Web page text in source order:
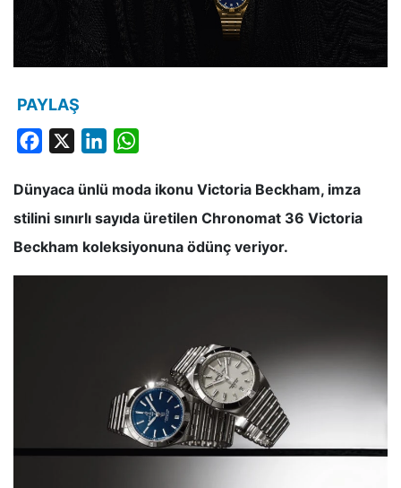
PAYLAŞ
Facebook LinkedIn
Dünyaca ünlü moda ikonu Victoria Beckham, imza
stilini sınırlı sayıda üretilen Chronomat 36 Victoria
Beckham koleksiyonuna ödünç veriyor.